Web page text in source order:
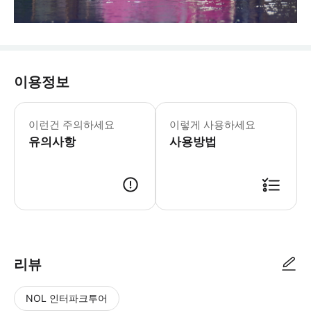
이용정보
이런건 주의하세요
유의사항
이렇게 사용하세요
사용방법
리뷰
NOL 인터파크투어